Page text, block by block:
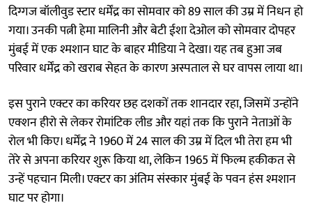
दिग्गज बॉलीवुड स्टार धर्मेंद्र का सोमवार को 89 साल की उम्र में निधन हो
गया। उनकी पत्नी हेमा मालिनी और बेटी ईशा देओल को सोमवार दोपहर
मुंबई में एक श्मशान घाट के बाहर मीडिया ने देखा। यह तब हुआ जब
परिवार धर्मेंद्र को खराब सेहत के कारण अस्पताल से घर वापस लाया था।
इस पुराने एक्टर का करियर छह दशकों तक शानदार रहा, जिसमें उन्होंने
एक्शन हीरो से लेकर रोमांटिक लीड और यहां तक ​​कि पुराने नेताओं के
रोल भी किए। धर्मेंद्र ने 1960 में 24 साल की उम्र में दिल भी तेरा हम भी
तेरे से अपना करियर शुरू किया था, लेकिन 1965 में फिल्म हकीकत से
उन्हें पहचान मिली। एक्टर का अंतिम संस्कार मुंबई के पवन हंस श्मशान
घाट पर होगा।